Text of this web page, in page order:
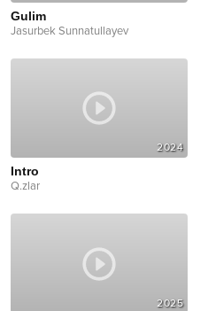
Gulim
Jasurbek Sunnatullayev
2024
Intro
Q.zlar
2025